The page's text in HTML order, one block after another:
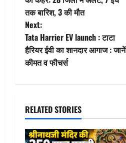
s
t
n
v
i
तक बारिश, 3 की मौत
Next:
Tata Harrier EV launch : टाटा
हैरियर ईवी का शानदार आगाज : जानें
कीमत व फीचर्स
RELATED STORIES